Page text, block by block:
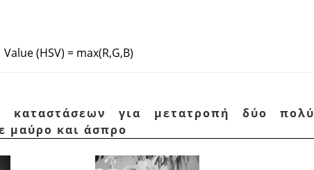
Value (HSV) = max(R,G,B)
για μετατροπή δύο πολύ
μαύρο και άσπρο